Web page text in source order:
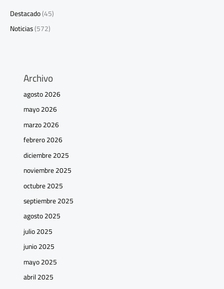
Destacado(45)
Noticias(572)
Archivo
agosto 2026
mayo 2026
marzo 2026
febrero 2026
diciembre 2025
noviembre 2025
octubre 2025
septiembre 2025
agosto 2025
julio 2025
junio 2025
mayo 2025
abril 2025